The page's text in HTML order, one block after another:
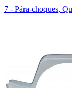
7 - Pára-choques,